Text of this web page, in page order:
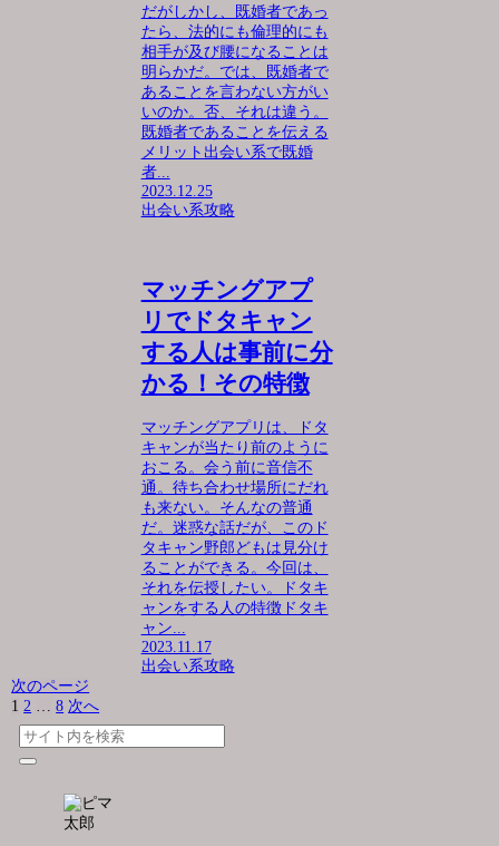
だがしかし、既婚者であっ
たら、法的にも倫理的にも
相手が及び腰になることは
明らかだ。では、既婚者で
あることを言わない方がい
いのか。否、それは違う。
既婚者であることを伝える
メリット出会い系で既婚
者...
2023.12.25
出会い系攻略
マッチングアプ
リでドタキャン
する人は事前に分
かる！その特徴
マッチングアプリは、ドタ
キャンが当たり前のように
おこる。会う前に音信不
通。待ち合わせ場所にだれ
も来ない。そんなの普通
だ。迷惑な話だが、このド
タキャン野郎どもは見分け
ることができる。今回は、
それを伝授したい。ドタキ
ャンをする人の特徴ドタキ
ャン...
2023.11.17
出会い系攻略
次のページ
1 2 … 8 次へ